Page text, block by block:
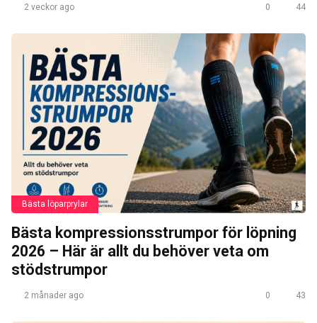
2 veckor ago 0 44
Bästa löparprylar
Bästa kompressionsstrumpor för löpning
2026 – Här är allt du behöver veta om
stödstrumpor
2 månader ago 0 43